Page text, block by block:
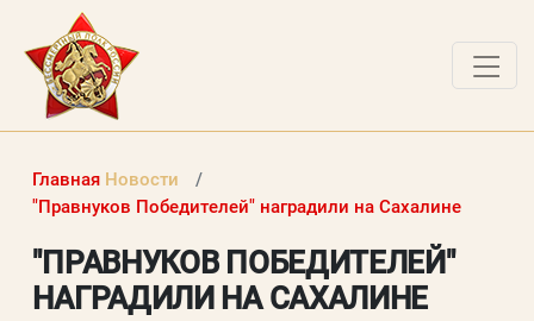
О ПРОЕКТЕ
НОВОСТИ
РАБОТЫ ПОБЕДИТЕЛЕЙ
Главная Новости
"Правнуков Победителей" наградили на Сахалине
"ПРАВНУКОВ ПОБЕДИТЕЛЕЙ"
НАГРАДИЛИ НА САХАЛИНЕ